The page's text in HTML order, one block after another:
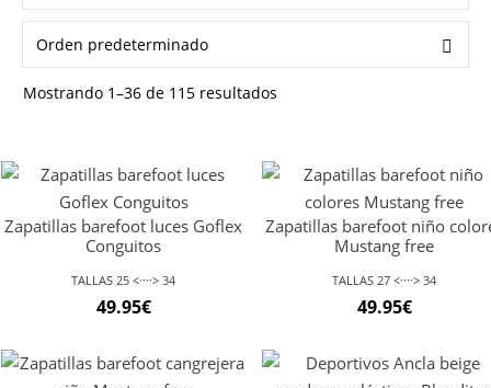
Mostrando 1–36 de 115 resultados
Zapatillas barefoot luces Goflex
Conguitos
TALLAS 25 <····> 34
49.95€
Zapatillas barefoot niño
Mustang free
TALLAS 27 <····> 34
49.95€